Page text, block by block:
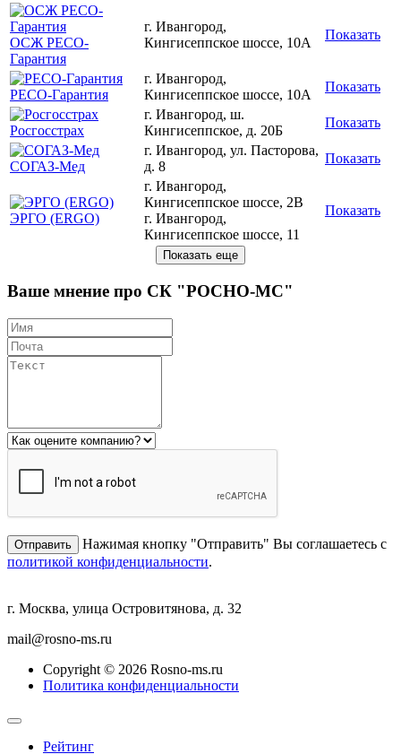
ОСЖ РЕСО-
Гарантия
г. Ивангород,
Кингисеппское шоссе, 10А
Показать
РЕСО-Гарантия
г. Ивангород,
Кингисеппское шоссе, 10А
Показать
Росгосстрах
г. Ивангород, ш.
Кингисеппское, д. 20Б
Показать
СОГАЗ-Мед
г. Ивангород, ул. Пасторова,
д. 8
Показать
ЭРГО (ERGO)
г. Ивангород,
Кингисеппское шоссе, 2В
г. Ивангород,
Кингисеппское шоссе, 11
Показать
Ваше мнение про СК "РОСНО-МС"
Нажимая кнопку "Отправить" Вы соглашаетесь с
политикой конфиденциальности.
г. Москва, улица Островитянова, д. 32
mail@rosno-ms.ru
Copyright © 2026 Rosno-ms.ru
Политика конфиденциальности
Рейтинг